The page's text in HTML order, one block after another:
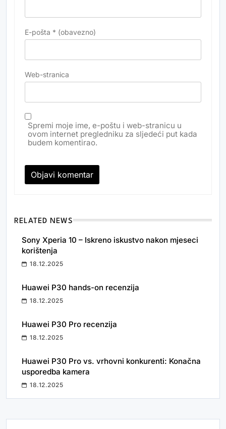
E-pošta * (obavezno)
Web-stranica
Spremi moje ime, e-poštu i web-stranicu u
ovom internet pregledniku za sljedeći put kada
budem komentirao.
RELATED NEWS
Sony Xperia 10 – Iskreno iskustvo nakon mjeseci
korištenja
18.12.2025
Huawei P30 hands-on recenzija
18.12.2025
Huawei P30 Pro recenzija
18.12.2025
Huawei P30 Pro vs. vrhovni konkurenti: Konačna
usporedba kamera
18.12.2025